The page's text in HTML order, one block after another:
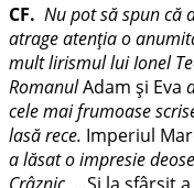
CF. Nu pot să spun că
atrage atenţia o
mult lirismul lui Ionel
RomanulAdam şi Eva
cele mai frumoase
lasă rece. Imperiul
a lăsat o impresie